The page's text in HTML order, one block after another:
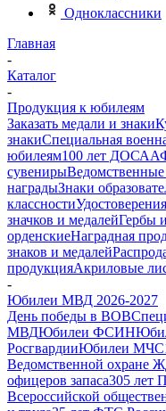
Одноклассники
Главная
-
Каталог
-
Продукция к юбилеям
Заказать медали и знаки
знакиСпециальная
юбилеям100 лет
сувениры
наградыЗнаки
классности
значков и медалейГербы
орденскиеНаградная
знаков и медалей
продукцияАкриловые
-
Юбилеи МВД 2026-2027
День победы в ВОВ
МВДЮбилеи ФСИН
РосгвардииЮбилеи МЧС
Ведомственной охране
офицеров запаса305 лет
Всероссийской